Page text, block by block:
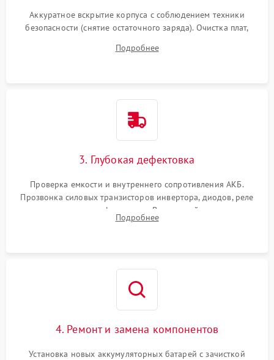
Аккуратное вскрытие корпуса с соблюдением техники
безопасности (снятие остаточного заряда). Очистка плат,
и кистей для предотвращения перегрева и замыканий.
Подробнее
3. Глубокая дефектовка
Проверка емкости и внутреннего сопротивления АКБ.
Прозвонка силовых транзисторов инвертора, диодов, реле
переключения и трансформатора. Визуальный поиск вздутых
конденсаторов и прогаров на печатной плате.
Подробнее
4. Ремонт и замена компонентов
Установка новых аккумуляторных батарей с зачисткой